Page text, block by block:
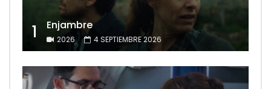
1 Enjambre
2026 4 SEPTIEMBRE 2026